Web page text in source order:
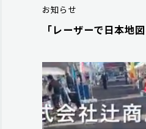
お知らせ
「レーザーで日本地図